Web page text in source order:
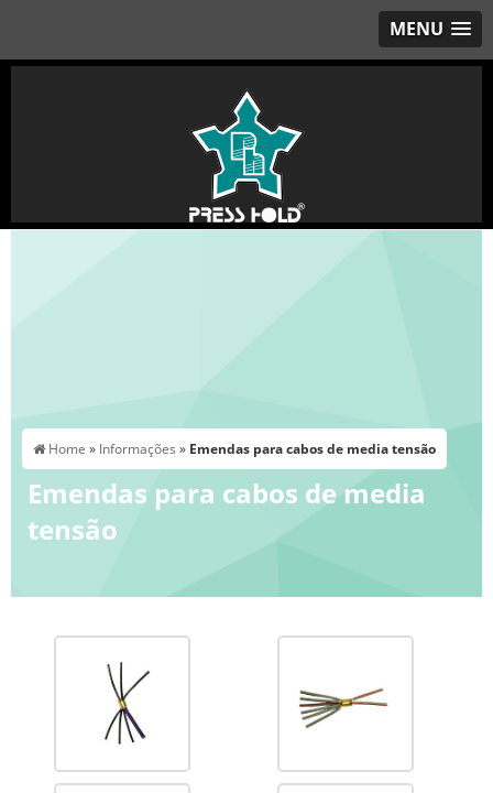
MENU
Home » Informações » Emendas para cabos de media tensão
Emendas para cabos de media
tensão